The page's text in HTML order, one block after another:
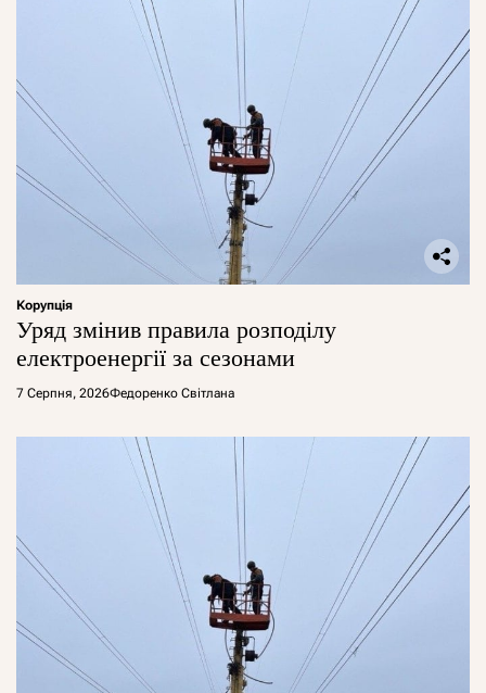
Корупція
Уряд змінив правила розподілу
електроенергії за сезонами
7 Серпня, 2026Федоренко Світлана